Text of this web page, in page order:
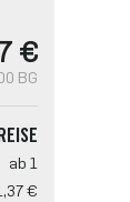
€
BG
ab 1
€